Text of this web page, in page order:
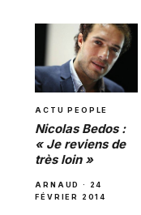
ACTU PEOPLE
Nicolas Bedos :
« Je reviens de
très loin »
ARNAUD · 24
FÉVRIER 2014